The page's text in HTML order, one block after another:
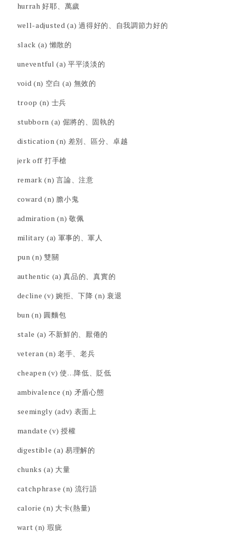
hurrah 好耶、萬歲
well-adjusted (a) 過得好的、自我調節力好的
slack (a) 懶散的
uneventful (a) 平平淡淡的
void (n) 空白 (a) 無效的
troop (n) 士兵
stubborn (a) 倔將的、固執的
distication (n) 差別、區分、卓越
jerk off 打手槍
remark (n) 言論、注意
coward (n) 膽小鬼
admiration (n) 敬佩
military (a) 軍事的、軍人
pun (n) 雙關
authentic (a) 真品的、真實的
decline (v) 婉拒、下降 (n) 衰退
bun (n) 圓麵包
stale (a) 不新鮮的、厭倦的
veteran (n) 老手、老兵
cheapen (v) 使…降低、貶低
ambivalence (n) 矛盾心態
seemingly (adv) 表面上
mandate (v) 授權
digestible (a) 易理解的
chunks (a) 大量
catchphrase (n) 流行語
calorie (n) 大卡(熱量)
wart (n) 瑕疵